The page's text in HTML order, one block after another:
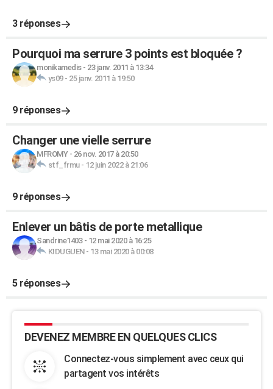
3 réponses
Pourquoi ma serrure 3 points est bloquée ?
monikamedis- 23 janv. 2011 à 13:34
ys09- 25 janv. 2011 à 19:50
9 réponses
Changer une vielle serrure
MFROMY- 26 nov. 2017 à 20:50
stf_frmu- 12 juin 2022 à 21:06
9 réponses
Enlever un bâtis de porte metallique
Sandrine1403- 12 mai 2020 à 16:25
KIDUGUEN- 13 mai 2020 à 00:08
5 réponses
DEVENEZ MEMBRE EN QUELQUES CLICS
Connectez-vous simplement avec ceux qui
partagent vos intérêts